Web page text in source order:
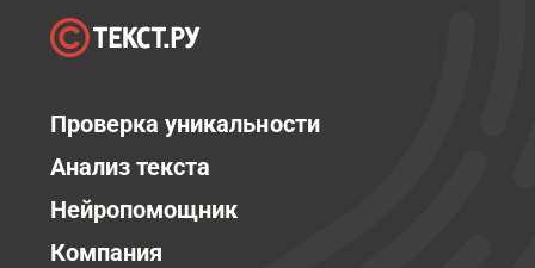
Проверка уникальности
Анализ текста
Нейропомощник
Компания